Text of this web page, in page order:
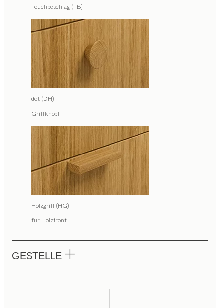
Touchbeschlag (TB)
dot (DH)
Griffknopf
Holzgriff (HG)
für Holzfront
GESTELLE